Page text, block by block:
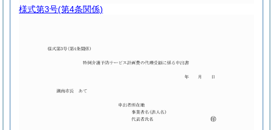
様式第3号(第4条関係)